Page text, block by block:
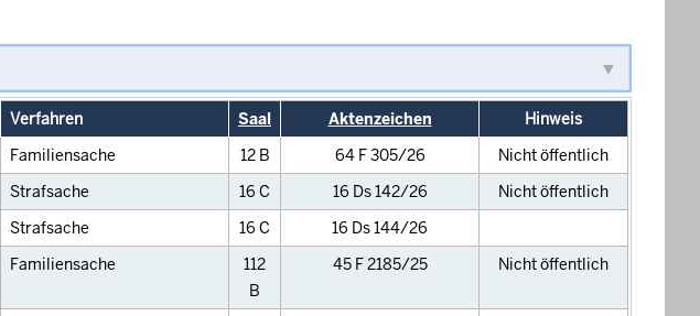
Verfahren Saal Aktenzeichen
Hinweis
Familiensache 12 B 64 F 305/26
Nicht öffentlich
Strafsache 16 C 16 Ds 142/26
Nicht öffentlich
Strafsache 16 C
16 Ds 144/26
Familiensache
112
B
45 F 2185/25 Nicht öffentlich